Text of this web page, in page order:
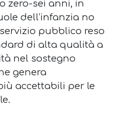
zero-sei anni, in
dell’infanzia no
pubblico reso
di alta qualità a
nel sostegno
genera
accettabili per le